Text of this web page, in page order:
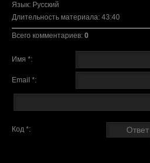
Язык: Русский
Длительность материала: 43:40
Всего комментариев: 0
Имя *:
Email *:
Код *: